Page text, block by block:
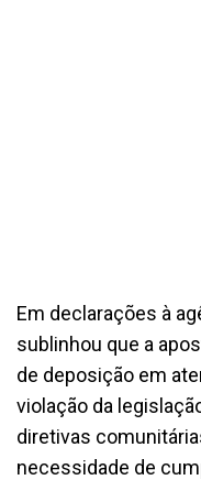
Em declarações à
sublinhou que a
de deposição em
violação da
diretivas
necessidade de